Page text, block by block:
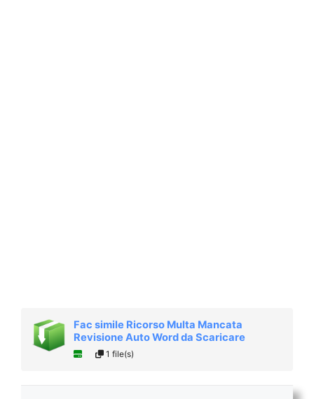
Fac simile Ricorso Multa Mancata
Revisione Auto Word da Scaricare
1 file(s)